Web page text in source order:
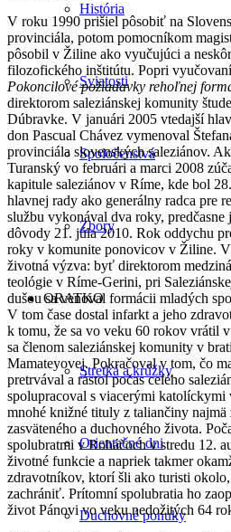
História
Sviatosti
Spoločenstvá
Zbory
ORATKO
Stretká a krúžky
Orientačné dni
Duchovné ponuky
V roku 1990 prišiel pôsobiť na
provinciála, potom pomocníkom
pôsobil v Žiline ako vyučujúci a
filozofického inštitútu. Popri
Pokoncilové požiadavky rehoľnej
direktorom saleziánskej komunity
Dúbravke. V januári 2005 vtedajší
don Pascual Chávez vymenoval
provinciála slovenských saleziánov.
Turanský vo februári a marci 2008
kapitule saleziánov v Ríme, kde bol
hlavnej rady ako generálny radca pre
službu vykonával dva roky,
dôvody 21. júla 2010. Rok oddychu
roky v komunite ponovicov v Žiline.
životná výzva: byť direktorom
teológie v Ríme-Gerini, pri
dušou sa venoval formácii mladých
V tom čase dostal infarkt a jeho
k tomu, že sa vo veku 60 rokov vrátil
sa členom saleziánskej komunity v
Mamateyovej. Pokračoval v tom, čo
pretrvával a rástol počas celého
spolupracoval s viacerými
mnohé knižné tituly z taliančiny najmä
zasväteného a duchovného života.
spolubratmi v Roháčoch v stredu 12.
životné funkcie a napriek takmer
zdravotníkov, ktorí šli ako turisti
zachrániť. Prítomní spolubratia ho
život Pánovi vo veku nedožitých 64